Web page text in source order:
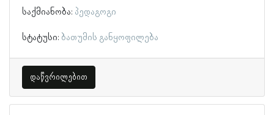
საქმიანობა: პედაგოგი
სტატუსი: ბათუმის განყოფილება
დაწვრილებით